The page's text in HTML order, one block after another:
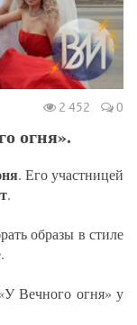
2 452 0
огня».
. Его участницей
.
образы в стиле
Вечного огня» у